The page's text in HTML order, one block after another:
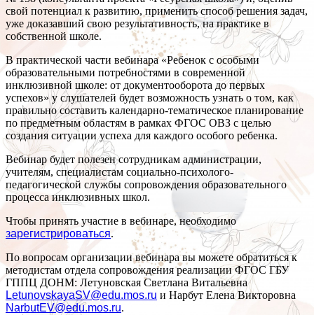
свой потенциал к развитию, применить способ решения задач,
уже доказавший свою результативность, на практике в
собственной школе.
В практической части вебинара «Ребенок с особыми
образовательными потребностями в современной
инклюзивной школе: от документооборота до первых
успехов» у слушателей будет возможность узнать о том, как
правильно составить календарно-тематическое планирование
по предметным областям в рамках ФГОС ОВЗ с целью
создания ситуации успеха для каждого особого ребенка.
Вебинар будет полезен сотрудникам администрации,
учителям, специалистам социально-психолого-
педагогической службы сопровождения образовательного
процесса инклюзивных школ.
Чтобы принять участие в вебинаре, необходимо
зарегистрироваться.
По вопросам организации вебинара вы можете обратиться к
методистам отдела сопровождения реализации ФГОС ГБУ
ГППЦ ДОНМ: Летуновская Светлана Витальевна
LetunovskayaSV@edu.mos.ru и Нарбут Елена Викторовна
NarbutEV@edu.mos.ru.